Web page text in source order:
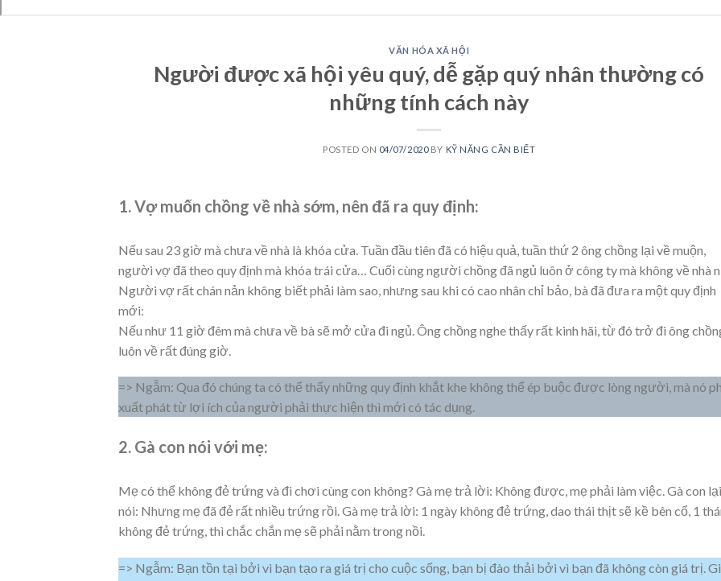
VĂN HÓA XÃ HỘI
Người được xã hội yêu quý, dễ gặp quý nhân thường có
những tính cách này
POSTED ON 04/07/2020BY KỸ NĂNG CẦN BIẾT
1. Vợ muốn chồng về nhà sớm, nên đã ra quy định:
Nếu sau 23 giờ mà chưa về nhà là khóa cửa. Tuần đầu tiên đã có hiệu quả, tuần thứ 2 ông chồng lại về muộn,
người vợ đã theo quy định mà khóa trái cửa… Cuối cùng người chồng đã ngủ luôn ở công ty mà không về nhà
Người vợ rất chán nản không biết phải làm sao, nhưng sau khi có cao nhân chỉ bảo, bà đã đưa ra một quy định
mới:
Nếu như 11 giờ đêm mà chưa về bà sẽ mở cửa đi ngủ. Ông chồng nghe thấy rất kinh hãi, từ đó trở đi ông
luôn về rất đúng giờ.
=> Ngẫm: Qua đó chúng ta có thể thấy những quy định khắt khe không thể ép buộc được lòng người, mà nó
xuất phát từ lợi ích của người phải thực hiện thì mới có tác dụng.
2. Gà con nói với mẹ:
Mẹ có thể không đẻ trứng và đi chơi cùng con không? Gà mẹ trả lời: Không được, mẹ phải làm việc. Gà con lại
nói: Nhưng mẹ đã đẻ rất nhiều trứng rồi. Gà mẹ trả lời: 1 ngày không đẻ trứng, dao thái thịt sẽ kề bên cổ, 1
không đẻ trứng, thì chắc chắn mẹ sẽ phải nằm trong nồi.
=> Ngẫm: Bạn tồn tại bởi vì bạn tạo ra giá trị cho cuộc sống, bạn bị đào thải bởi vì bạn đã không còn giá trị.